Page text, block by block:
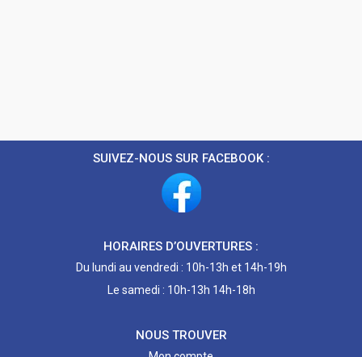
SUIVEZ-NOUS SUR FACEBOOK :
HORAIRES D’OUVERTURES :
Du lundi au vendredi : 10h-13h et 14h-19h
Le samedi : 10h-13h 14h-18h
NOUS TROUVER